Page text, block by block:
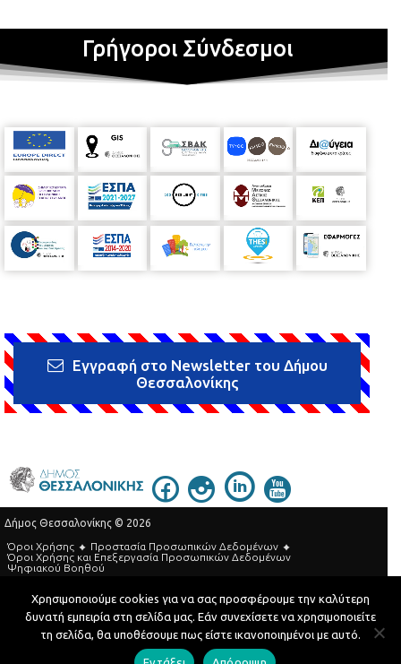
Γρήγοροι Σύνδεσμοι
Εγγραφή στο Newsletter του Δήμου
Θεσσαλονίκης
Δήμος Θεσσαλονίκης © 2026
Όροι Χρήσης
Προστασία Προσωπικών Δεδομένων
Όροι Xρήσης και Eπεξεργασία Προσωπικών Δεδομένων
Ψηφιακού Βοηθού
Τηλεφωνικός Κατάλογος
Developed by MyCompany Projects
Χρησιμοποιούμε cookies για να σας προσφέρουμε την καλύτερη
δυνατή εμπειρία στη σελίδα μας. Εάν συνεχίσετε να χρησιμοποιείτε
τη σελίδα, θα υποθέσουμε πως είστε ικανοποιημένοι με αυτό.